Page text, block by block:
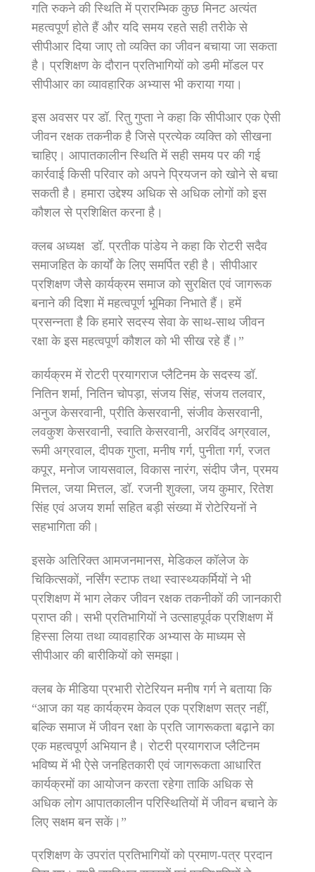
गति रुकने की स्थिति में प्रारम्भिक कुछ मिनट अत्यंत
महत्वपूर्ण होते हैं और यदि समय रहते सही तरीके से
सीपीआर दिया जाए तो व्यक्ति का जीवन बचाया जा सकता
है। प्रशिक्षण के दौरान प्रतिभागियों को डमी मॉडल पर
सीपीआर का व्यावहारिक अभ्यास भी कराया गया।
इस अवसर पर डॉ. रितु गुप्ता ने कहा कि सीपीआर एक ऐसी
जीवन रक्षक तकनीक है जिसे प्रत्येक व्यक्ति को सीखना
चाहिए। आपातकालीन स्थिति में सही समय पर की गई
कार्रवाई किसी परिवार को अपने प्रियजन को खोने से बचा
सकती है। हमारा उद्देश्य अधिक से अधिक लोगों को इस
कौशल से प्रशिक्षित करना है।
क्लब अध्यक्ष डॉ. प्रतीक पांडेय ने कहा कि रोटरी सदैव
समाजहित के कार्यों के लिए समर्पित रही है। सीपीआर
प्रशिक्षण जैसे कार्यक्रम समाज को सुरक्षित एवं जागरूक
बनाने की दिशा में महत्वपूर्ण भूमिका निभाते हैं। हमें
प्रसन्नता है कि हमारे सदस्य सेवा के साथ-साथ जीवन
रक्षा के इस महत्वपूर्ण कौशल को भी सीख रहे हैं।”
कार्यक्रम में रोटरी प्रयागराज प्लैटिनम के सदस्य डॉ.
नितिन शर्मा, नितिन चोपड़ा, संजय सिंह, संजय तलवार,
अनुज केसरवानी, प्रीति केसरवानी, संजीव केसरवानी,
लवकुश केसरवानी, स्वाति केसरवानी, अरविंद अग्रवाल,
रूमी अग्रवाल, दीपक गुप्ता, मनीष गर्ग, पुनीता गर्ग, रजत
कपूर, मनोज जायसवाल, विकास नारंग, संदीप जैन, प्रमय
मित्तल, जया मित्तल, डॉ. रजनी शुक्ला, जय कुमार, रितेश
सिंह एवं अजय शर्मा सहित बड़ी संख्या में रोटेरियनों ने
सहभागिता की।
इसके अतिरिक्त आमजनमानस, मेडिकल कॉलेज के
चिकित्सकों, नर्सिंग स्टाफ तथा स्वास्थ्यकर्मियों ने भी
प्रशिक्षण में भाग लेकर जीवन रक्षक तकनीकों की जानकारी
प्राप्त की। सभी प्रतिभागियों ने उत्साहपूर्वक प्रशिक्षण में
हिस्सा लिया तथा व्यावहारिक अभ्यास के माध्यम से
सीपीआर की बारीकियों को समझा।
क्लब के मीडिया प्रभारी रोटेरियन मनीष गर्ग ने बताया कि
“आज का यह कार्यक्रम केवल एक प्रशिक्षण सत्र नहीं,
बल्कि समाज में जीवन रक्षा के प्रति जागरूकता बढ़ाने का
एक महत्वपूर्ण अभियान है। रोटरी प्रयागराज प्लैटिनम
भविष्य में भी ऐसे जनहितकारी एवं जागरूकता आधारित
कार्यक्रमों का आयोजन करता रहेगा ताकि अधिक से
अधिक लोग आपातकालीन परिस्थितियों में जीवन बचाने के
लिए सक्षम बन सकें।”
प्रशिक्षण के उपरांत प्रतिभागियों को प्रमाण-पत्र प्रदान